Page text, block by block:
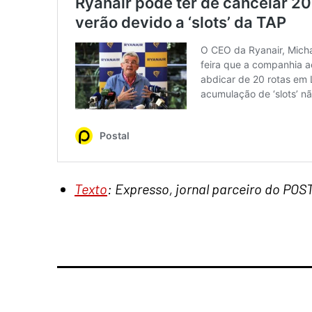
Texto: Expresso, jornal parceiro do